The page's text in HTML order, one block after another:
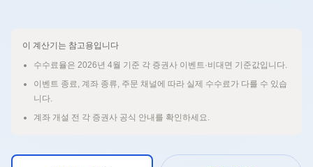
이 계산기는 참고용입니다
수수료율은 2026년 4월 기준 각 증권사 이벤트·비대면 기준값입니다.
이벤트 종료, 계좌 종류, 주문 채널에 따라 실제 수수료가 다를 수 있습
니다.
계좌 개설 전 각 증권사 공식 안내를 확인하세요.